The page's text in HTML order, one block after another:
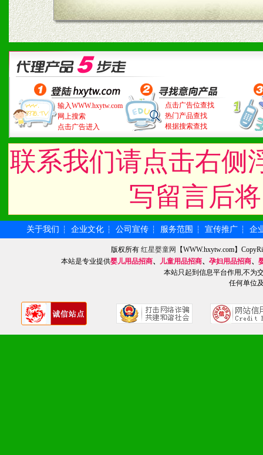
输入WWW.hxytw.com
网上搜索
点击广告进入
点击广告位查找
热门产品查找
根据搜索查找
联系我们请点击右侧
写留言后
关于我们 ┆ 企业文化 ┆ 公司宣传 ┆ 服务范围 ┆ 宣传推广 ┆ 企
版权所有红星婴童网
【WWW.hxytw.com】
本站是专业提供婴儿用品招商、 儿童用品招商、 孕妇用品招商、
本站只起到信息平台作用,不为
任何单位